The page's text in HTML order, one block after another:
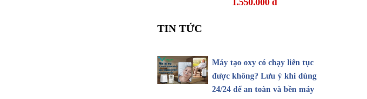
TIN TỨC
Máy tạo oxy có chạy liên tục
được không? Lưu ý khi dùng
24/24 để an toàn và bền máy